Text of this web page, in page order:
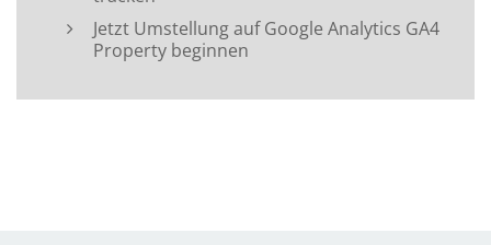
Jetzt Umstellung auf Google Analytics GA4
Property beginnen